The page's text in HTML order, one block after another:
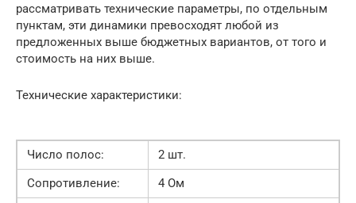
рассматривать технические параметры, по отдельным
пунктам, эти динамики превосходят любой из
предложенных выше бюджетных вариантов, от того и
стоимость на них выше.
Технические характеристики:
Число полос:
2 шт.
Сопротивление:
4 Ом